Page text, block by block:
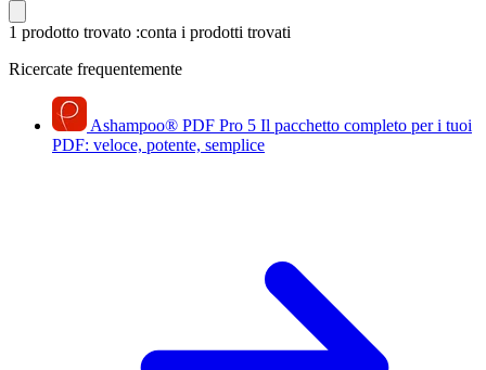
1 prodotto trovato :conta i prodotti trovati
Ricercate frequentemente
Ashampoo® PDF Pro 5 Il pacchetto completo per i tuoi
PDF: veloce, potente, semplice